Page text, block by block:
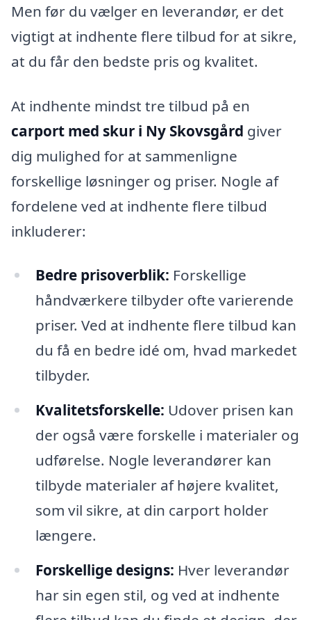
Men før du vælger en leverandør, er det
vigtigt at indhente flere tilbud for at sikre,
at du får den bedste pris og kvalitet.
At indhente mindst tre tilbud på en
carport med skur i Ny Skovsgård giver
dig mulighed for at sammenligne
forskellige løsninger og priser. Nogle af
fordelene ved at indhente flere tilbud
inkluderer:
Bedre prisoverblik: Forskellige
håndværkere tilbyder ofte varierende
priser. Ved at indhente flere tilbud kan
du få en bedre idé om, hvad markedet
tilbyder.
Kvalitetsforskelle: Udover prisen kan
der også være forskelle i materialer og
udførelse. Nogle leverandører kan
tilbyde materialer af højere kvalitet,
som vil sikre, at din carport holder
længere.
Forskellige designs: Hver leverandør
har sin egen stil, og ved at indhente